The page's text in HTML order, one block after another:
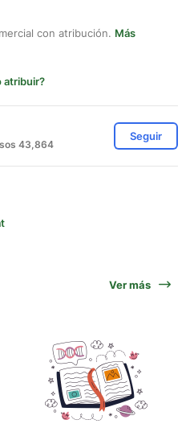
con atribución. Más
atribuir?
43,864
Seguir
Ver más